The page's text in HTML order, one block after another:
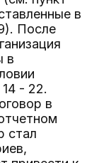
в
После
в
- 22.
в
стал